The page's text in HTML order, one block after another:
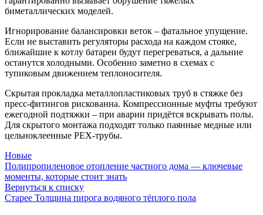
биметаллических моделей.
Игнорирование балансировки веток – фатальное упущение.
Если не выставить регуляторы расхода на каждом стояке,
ближайшие к котлу батареи будут перегреваться, а дальние
останутся холодными. Особенно заметно в схемах с
тупиковым движением теплоносителя.
Скрытая прокладка металлопластиковых труб в стяжке без
пресс-фитингов рискованна. Компрессионные муфты требуют
ежегодной подтяжки – при аварии придётся вскрывать полы.
Для скрытого монтажа подходят только паянные медные или
цельноклеенные PEX-трубы.
Новые
Полипропиленовое отопление частного дома — ключевые
моменты, которые стоит знать
Вернуться к списку
Старее Толщина пирога водяного тёплого пола